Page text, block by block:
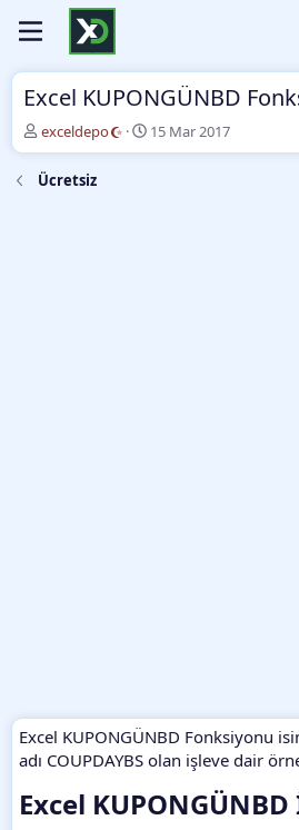
Excel KUPONGÜNBD
Y
a
z
a
exceldepo
O
l
15 Mar 2017
Ücretsiz
Excel KUPONGÜNBD Fonksiyonu
adı COUPDAYBS olan işleve dair
Excel